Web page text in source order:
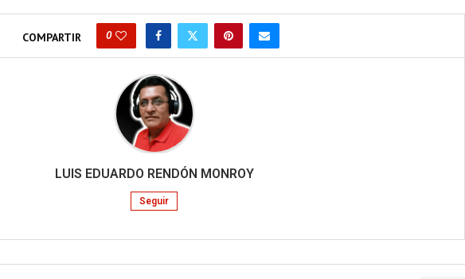
COMPARTIR 0
LUIS EDUARDO RENDÓN MONROY
Seguir